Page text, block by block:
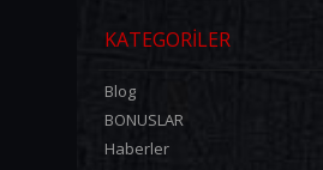
KATEGORILER
Blog
BONUSLAR
Haberler